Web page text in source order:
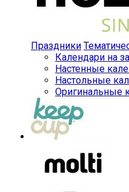
Праздники
Календари на
Настенные
Настольные
Оригинальные